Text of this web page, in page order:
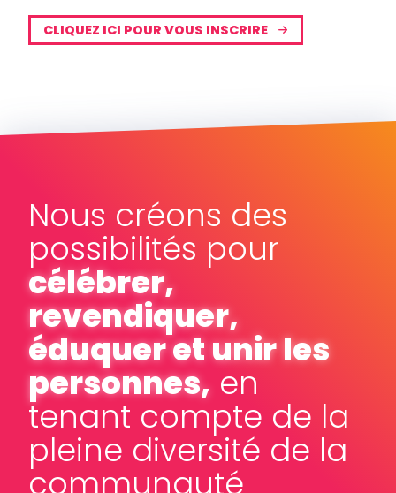
CLIQUEZ ICI POUR VOUS INSCRIRE
Nous créons des
possibilités pour
célébrer,
revendiquer,
éduquer et unir les
personnes, en
tenant compte de la
pleine diversité de la
communauté